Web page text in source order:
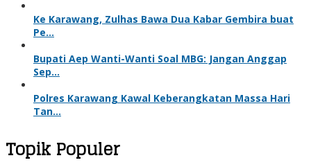
Ke Karawang, Zulhas Bawa Dua Kabar Gembira buat
Pe…
Bupati Aep Wanti-Wanti Soal MBG: Jangan Anggap
Sep…
Polres Karawang Kawal Keberangkatan Massa Hari
Tan…
Topik Populer